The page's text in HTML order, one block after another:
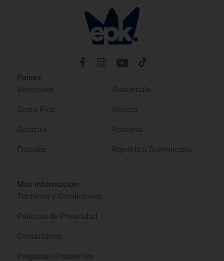
Países
Venezuela
Costa Rica
Curaçao
Ecuador
Guatemala
México
Panamá
República Dominicana
Más información
Términos y Condiciones
Políticas de Privacidad
Contáctanos
Preguntas Frecuentes